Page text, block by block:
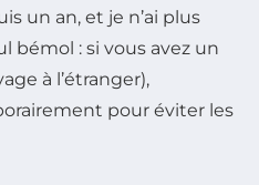
un an, et je n’ai plus
bémol : si vous avez un
à l’étranger),
pour éviter les